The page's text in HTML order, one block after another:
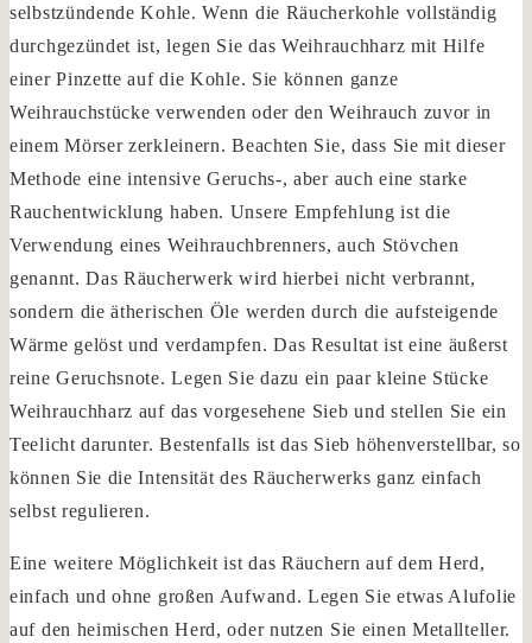
selbstzündende Kohle. Wenn die Räucherkohle vollständig
durchgezündet ist, legen Sie das Weihrauchharz mit Hilfe
einer Pinzette auf die Kohle. Sie können ganze
Weihrauchstücke verwenden oder den Weihrauch zuvor in
einem Mörser zerkleinern. Beachten Sie, dass Sie mit dieser
Methode eine intensive Geruchs-, aber auch eine starke
Rauchentwicklung haben. Unsere Empfehlung ist die
Verwendung eines Weihrauchbrenners, auch Stövchen
genannt. Das Räucherwerk wird hierbei nicht verbrannt,
sondern die ätherischen Öle werden durch die aufsteigende
Wärme gelöst und verdampfen. Das Resultat ist eine äußerst
reine Geruchsnote. Legen Sie dazu ein paar kleine Stücke
Weihrauchharz auf das vorgesehene Sieb und stellen Sie ein
Teelicht darunter. Bestenfalls ist das Sieb höhenverstellbar, so
können Sie die Intensität des Räucherwerks ganz einfach
selbst regulieren.
Eine weitere Möglichkeit ist das Räuchern auf dem Herd,
einfach und ohne großen Aufwand. Legen Sie etwas Alufolie
auf den heimischen Herd, oder nutzen Sie einen Metallteller.